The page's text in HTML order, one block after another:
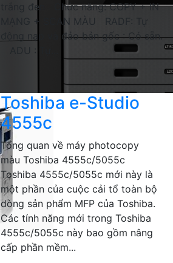
trắng đen Chức năng: COPY + IN
MẠNG + SCAN MÀU RADF: Tự
động nạp và đảo bản gốc : Có sẵn.
ADU : Tự...
Toshiba e-Studio
4555c
Tổng quan về máy photocopy
màu Toshiba 4555c/5055c
Toshiba 4555c/5055c mới này là
một phần của cuộc cải tổ toàn bộ
dòng sản phẩm MFP của Toshiba.
Các tính năng mới trong Toshiba
4555c/5055c này bao gồm nâng
cấp phần mềm...